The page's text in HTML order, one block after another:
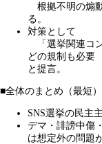
根拠不明の煽
る。
対策として
「選挙関連コ
どの規制も必要
と提言。
■全体のまとめ（最短）
SNS選挙の民主
デマ・誹謗中傷
は想定外の問題